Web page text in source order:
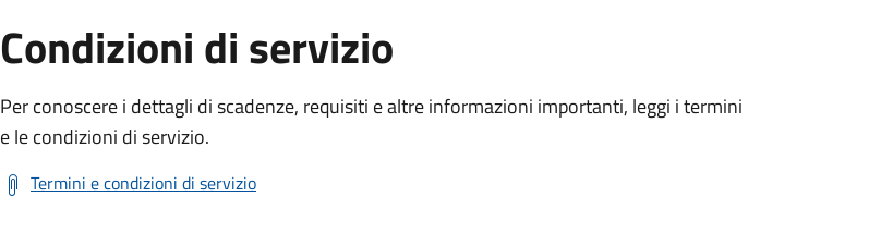
Condizioni di servizio
Per conoscere i dettagli di scadenze, requisiti e altre informazioni importanti, leggi i termini
e le condizioni di servizio.
Termini e condizioni di servizio